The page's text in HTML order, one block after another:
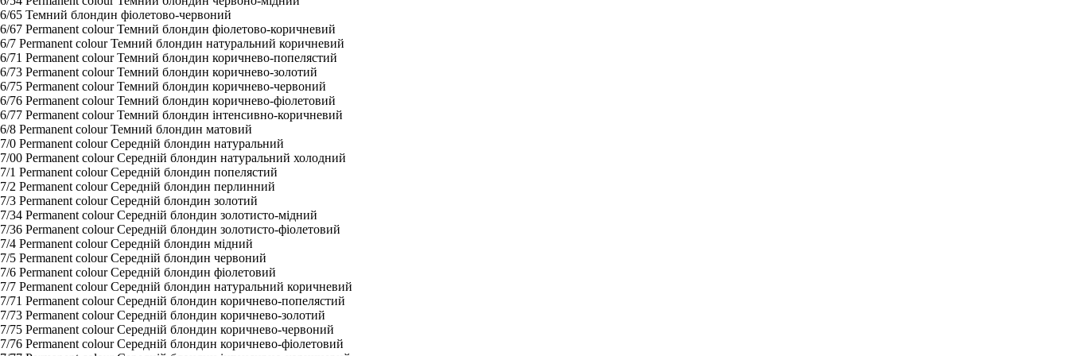
6/65 Темний блондин фіолетово-червоний
6/67 Permanent colour Темний блондин фіолетово-коричневий
6/7 Permanent colour Темний блондин натуральний коричневий
6/71 Permanent colour Темний блондин коричнево-попелястий
6/73 Permanent colour Темний блондин коричнево-золотий
6/75 Permanent colour Темний блондин коричнево-червоний
6/76 Permanent colour Темний блондин коричнево-фіолетовий
6/77 Permanent colour Темний блондин інтенсивно-коричневий
6/8 Permanent colour Темний блондин матовий
7/0 Permanent colour Середній блондин натуральний
7/00 Permanent colour Середній блондин натуральний холодний
7/1 Permanent colour Середній блондин попелястий
7/2 Permanent colour Середній блондин перлинний
7/3 Permanent colour Середній блондин золотий
7/34 Permanent colour Середній блондин золотисто-мідний
7/36 Permanent colour Середній блондин золотисто-фіолетовий
7/4 Permanent colour Середній блондин мідний
7/5 Permanent colour Середній блондин червоний
7/6 Permanent colour Середній блондин фіолетовий
7/7 Permanent colour Середній блондин натуральний коричневий
7/71 Permanent colour Середній блондин коричнево-попелястий
7/73 Permanent colour Середній блондин коричнево-золотий
7/75 Permanent colour Середній блондин коричнево-червоний
7/76 Permanent colour Середній блондин коричнево-фіолетовий